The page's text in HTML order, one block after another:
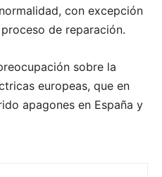
con excepción
de reparación.
sobre la
europeas, que en
apagones en España y